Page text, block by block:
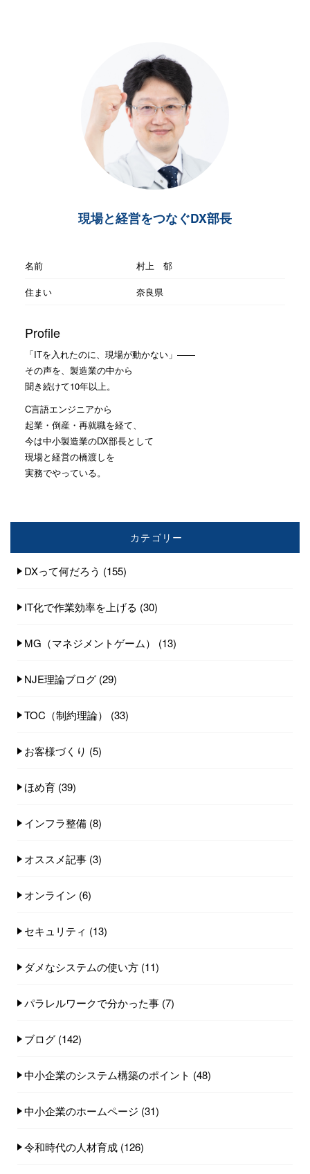
現場と経営をつなぐDX部長
名前
村上 郁
住まい
奈良県
Profile
「ITを入れたのに、現場が動かない」——
その声を、製造業の中から
聞き続けて10年以上。
C言語エンジニアから
起業・倒産・再就職を経て、
今は中小製造業のDX部長として
現場と経営の橋渡しを
実務でやっている。
カテゴリー
DXって何だろう (155)
IT化で作業効率を上げる (30)
MG（マネジメントゲーム） (13)
NJE理論ブログ (29)
TOC（制約理論） (33)
お客様づくり (5)
ほめ育 (39)
インフラ整備 (8)
オススメ記事 (3)
オンライン (6)
セキュリティ (13)
ダメなシステムの使い方 (11)
パラレルワークで分かった事 (7)
ブログ (142)
中小企業のシステム構築のポイント (48)
中小企業のホームページ (31)
令和時代の人材育成 (126)